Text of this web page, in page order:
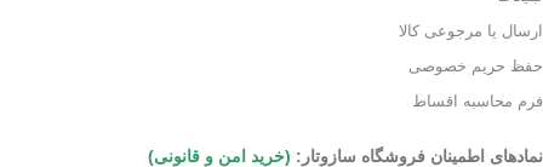
ارسال یا مرجوعی کالا
حفظ حریم خصوصی
فرم محاسبه اقساط
نمادهای اطمینان فروشگاه سازوتار: (خرید امن و قانونی)